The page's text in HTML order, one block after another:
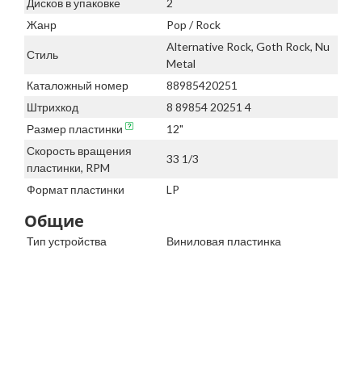
Дисков в упаковке
2
Жанр
Pop / Rock
Стиль
Alternative Rock, Goth Rock, Nu
Metal
Каталожный номер
88985420251
Штрихкод
8 89854 20251 4
Размер пластинки
12"
Скорость вращения
пластинки, RPM
33 1/3
Формат пластинки LP
Общие
Тип устройства Виниловая пластинка